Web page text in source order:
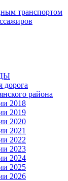
транспортом
дорога
района
2018
2019
2020
2021
2022
2023
2024
2025
2026